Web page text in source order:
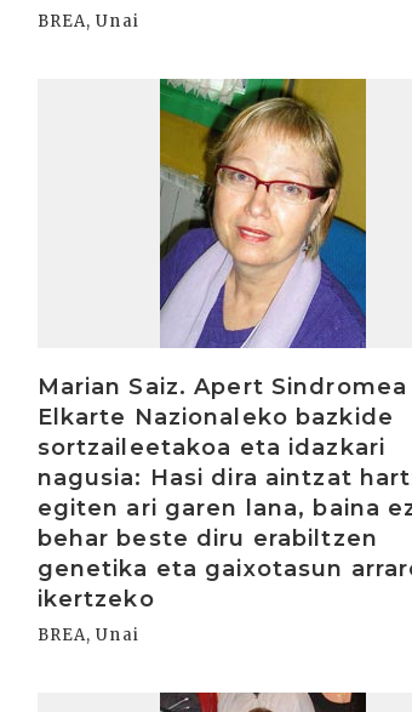
BREA, Unai
Marian Saiz. Apert Sindromea
Elkarte Nazionaleko bazkide
sortzaileetakoa eta idazkari
nagusia: Hasi dira aintzat
egiten ari garen lana, baina
behar beste diru erabiltzen
genetika eta gaixotasun
ikertzeko
BREA, Unai